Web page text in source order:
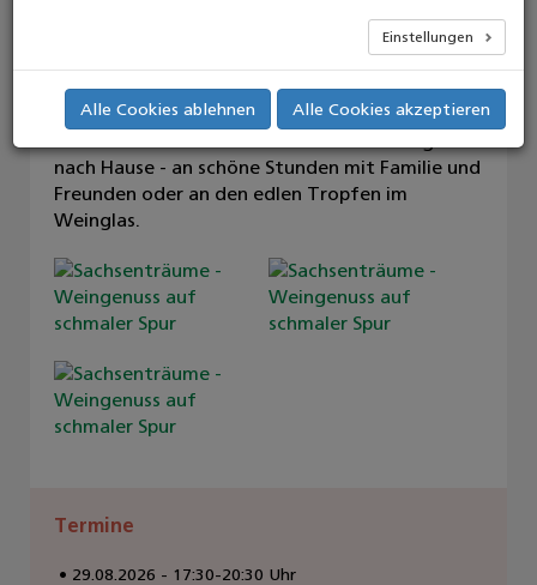
Welche Talente er sonst noch besitzt und
welche Geschichten er geschrieben hat, das
verrraten die Anekdoten von denen Sie
während der Fahrt mit der Lößnitzgrundbahn
nach Hause - an schöne Stunden mit Familie und
Freunden oder an den edlen Tropfen im
Weinglas.
Termine
29.08.2026 - 17:30-20:30 Uhr
Einstellungen
Alle Cookies ablehnen Alle Cookies akzeptieren